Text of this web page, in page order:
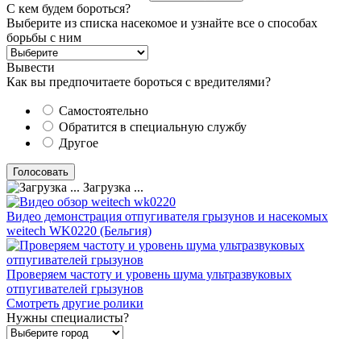
С кем будем бороться?
Выберите из списка насекомое и узнайте все о способах
борьбы с ним
Вывести
Как вы предпочитаете бороться с вредителями?
Самостоятельно
Обратится в специальную службу
Другое
Загрузка ...
Видео демонстрация отпугивателя грызунов и насекомых
weitech WK0220 (Бельгия)
Проверяем частоту и уровень шума ультразвуковых
отпугивателей грызунов
Смотреть другие ролики
Нужны специалисты?